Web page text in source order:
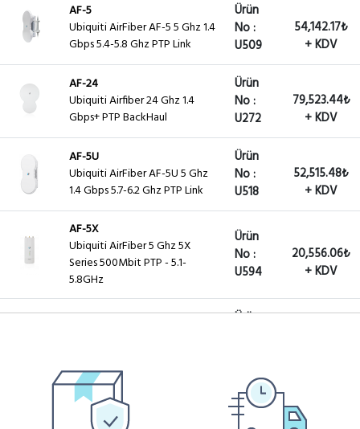
AF-5
Ubiquiti AirFiber AF-5 5 Ghz 1.4
Gbps 5.4-5.8 Ghz PTP Link
Ürün
No :
U509
54,142.17₺
+ KDV
AF-24
Ubiquiti Airfiber 24 Ghz 1.4
Gbps+ PTP BackHaul
Ürün
No :
U272
79,523.44₺
+ KDV
AF-5U
Ubiquiti AirFiber AF-5U 5 Ghz
1.4 Gbps 5.7-6.2 Ghz PTP Link
Ürün
No :
U518
52,515.48₺
+ KDV
AF-5X
Ubiquiti AirFiber 5 Ghz 5X
Series 500Mbit PTP - 5.1-
5.8GHz
Ürün
No :
U594
20,556.06₺
+ KDV
AF-3G26-S45
Ürün
AF-5G23-S45
Ubiquiti AirFiber 5 Ghz - 23 dBi
- Dish Anten Slant 45
Ürün
No :
+ KDV